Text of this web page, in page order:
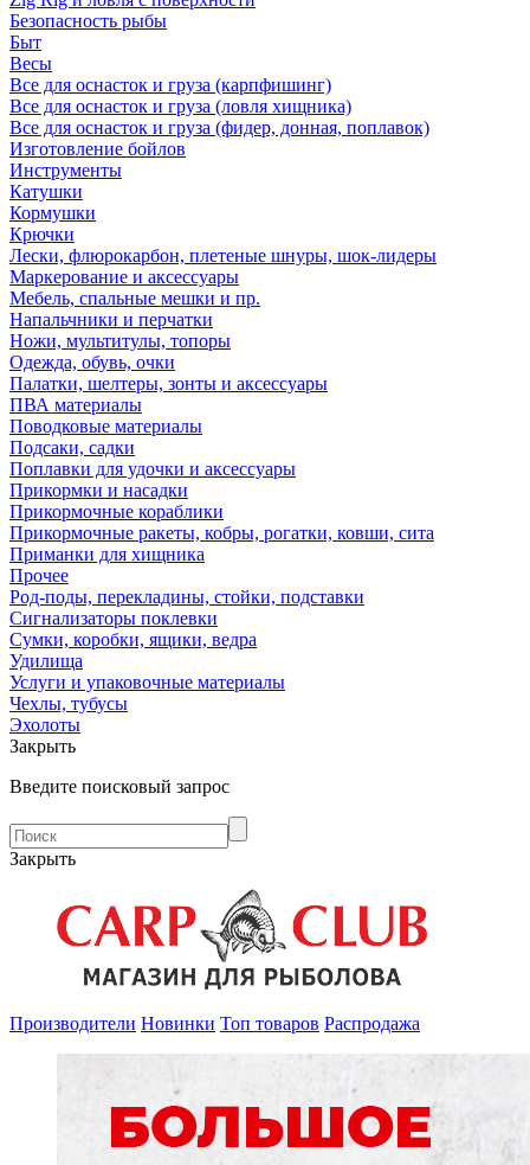
Безoпасность рыбы
Быт
Весы
Все для оснасток и груза (карпфишинг)
Все для оснасток и груза (ловля хищника)
Все для оснасток и груза (фидер, донная, поплавок)
Изготовление бойлов
Инструменты
Катушки
Кормушки
Крючки
Лески, флюрокарбон, плетеные шнуры, шок-лидеры
Маркерование и аксессуары
Мебель, спальные мешки и пр.
Напальчники и перчатки
Ножи, мультитулы, топоры
Одежда, обувь, очки
Палатки, шелтеры, зонты и аксессуары
ПВА материалы
Поводковые материалы
Подсаки, садки
Поплавки для удочки и аксессуары
Прикормки и насадки
Прикормочные кораблики
Прикормочные ракеты, кобры, рогатки, ковши, сита
Приманки для хищника
Прочее
Род-поды, перекладины, стойки, подставки
Сигнализаторы поклевки
Сумки, коробки, ящики, ведра
Удилища
Услуги и упаковочные материалы
Чехлы, тубусы
Эхолоты
Закрыть
Введите поисковый запрос
Закрыть
Производители Новинки Топ товаров Распродажа